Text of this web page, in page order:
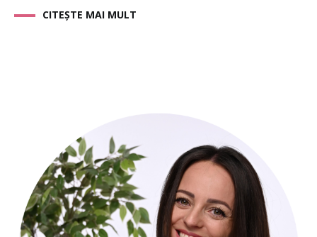
CITEȘTE MAI MULT